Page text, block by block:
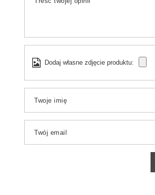
Dodaj własne zdjęcie produktu:
Twoje imię
Twój email